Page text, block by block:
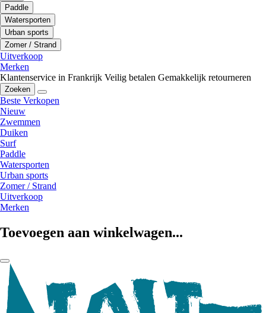
Paddle
Watersporten
Urban sports
Zomer / Strand
Uitverkoop
Merken
Klantenservice in Frankrijk Veilig betalen Gemakkelijk retourneren
Zoeken
Beste Verkopen
Nieuw
Zwemmen
Duiken
Surf
Paddle
Watersporten
Urban sports
Zomer / Strand
Uitverkoop
Merken
Toevoegen aan winkelwagen...